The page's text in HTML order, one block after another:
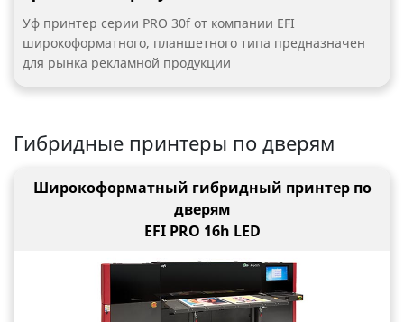
Уф принтер серии PRO 30f от компании EFI
широкоформатного, планшетного типа предназначен
для рынка рекламной продукции
Гибридные принтеры по дверям
Широкоформатный гибридный принтер по
дверям
EFI PRO 16h LED